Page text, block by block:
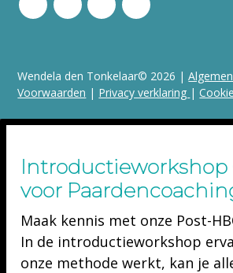
Wendela den Tonkelaar© 2026 |
Voorwaarden | Privacy verklaring |
Introductieworkshop
voor
Maak kennis met onze Post-
In de introductieworkshop
onze methode werkt, kan je